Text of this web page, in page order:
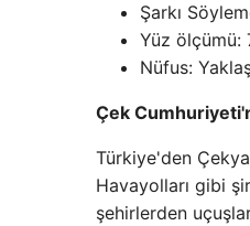
Şarkı
Yüz ölçümü:
Nüfus:
Çek
Türkiye'den
Havayolları gibi
şehirlerden